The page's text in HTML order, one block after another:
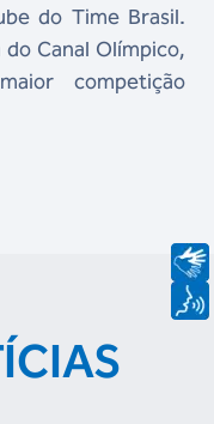
do Time Brasil.
Canal Olímpico,
competição